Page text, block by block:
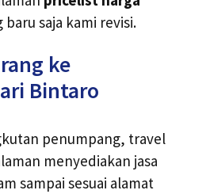
baru saja kami revisi.
ke
Bintaro
penumpang, travel
menyediakan jasa
sampai sesuai alamat